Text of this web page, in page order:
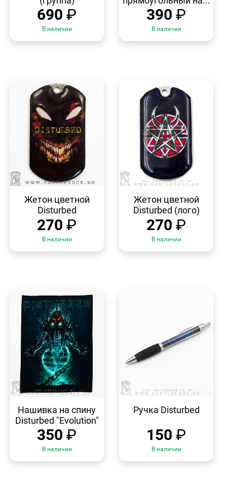
690 ₽
В наличии
390 ₽
В наличии
ПРОСМОТР
Жетон цветной
Disturbed
270 ₽
В наличии
ПРОСМОТР
Жетон цветной
Disturbed (лого)
270 ₽
В наличии
ПРОСМОТР
Нашивка на спину
Disturbed "Evolution"
350 ₽
В наличии
ПРОСМОТР
Ручка Disturbed
150 ₽
В наличии